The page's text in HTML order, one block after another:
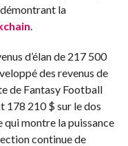
la
.
d’élan de 217 500
des revenus de
de Fantasy Football
178 210 $ sur le dos
qui montre la puissance
continue de